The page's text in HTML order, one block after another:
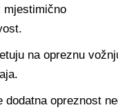
mjestimično
na opreznu
dodatna opreznost